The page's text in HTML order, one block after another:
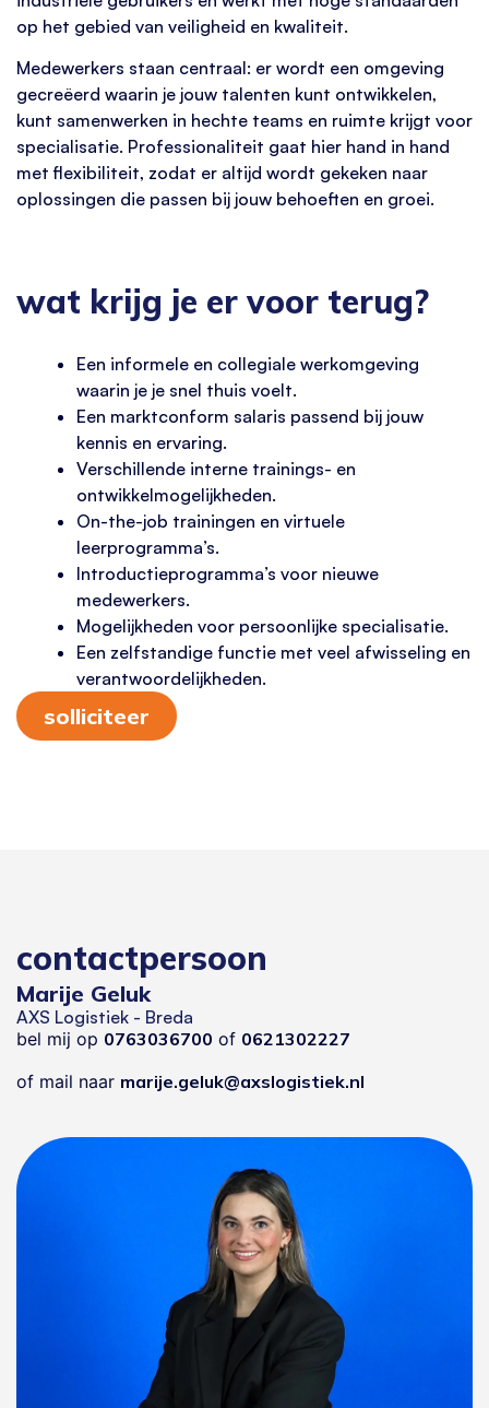
op het gebied van veiligheid en kwaliteit.
Medewerkers staan centraal: er wordt een omgeving
gecreëerd waarin je jouw talenten kunt ontwikkelen,
kunt samenwerken in hechte teams en ruimte krijgt voor
specialisatie. Professionaliteit gaat hier hand in hand
met flexibiliteit, zodat er altijd wordt gekeken naar
oplossingen die passen bij jouw behoeften en groei.
wat krijg je er voor terug?
Een informele en collegiale werkomgeving
waarin je je snel thuis voelt.
Een marktconform salaris passend bij jouw
kennis en ervaring.
Verschillende interne trainings- en
ontwikkelmogelijkheden.
On-the-job trainingen en virtuele
leerprogramma’s.
Introductieprogramma’s voor nieuwe
medewerkers.
Mogelijkheden voor persoonlijke specialisatie.
Een zelfstandige functie met veel afwisseling en
verantwoordelijkheden.
solliciteer
contactpersoon
Marije Geluk
AXS Logistiek - Breda
bel mij op 0763036700 of 0621302227
of mail naar marije.geluk@axslogistiek.nl